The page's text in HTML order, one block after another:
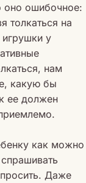
оно ошибочное:
толкаться на
у
нам
какую бы
ее должен
как можно
Даже